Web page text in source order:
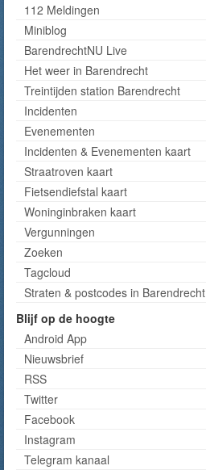
112 Meldingen
Miniblog
BarendrechtNU Live
Het weer in Barendrecht
Treintijden station Barendrecht
Incidenten
Evenementen
Incidenten & Evenementen kaart
Straatroven kaart
Fietsendiefstal kaart
Woninginbraken kaart
Vergunningen
Zoeken
Tagcloud
Straten & postcodes in Barendrecht
Blijf op de hoogte
Android App
Nieuwsbrief
RSS
Twitter
Facebook
Instagram
Telegram kanaal